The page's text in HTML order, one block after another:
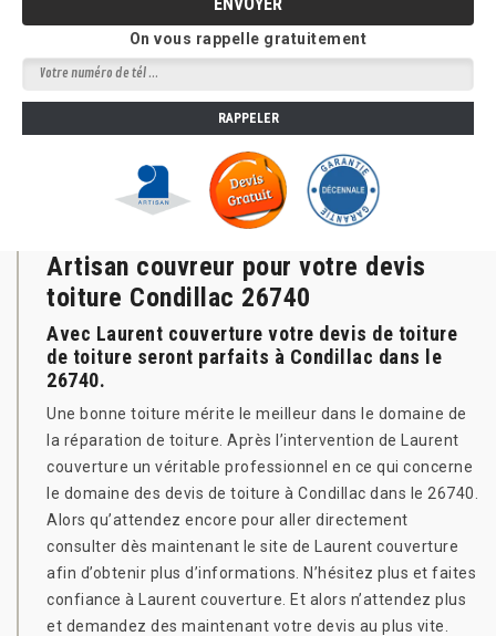
On vous rappelle gratuitement
Artisan couvreur pour votre devis
toiture Condillac 26740
Avec Laurent couverture votre devis de toiture
de toiture seront parfaits à Condillac dans le
26740.
Une bonne toiture mérite le meilleur dans le domaine de
la réparation de toiture. Après l’intervention de Laurent
couverture un véritable professionnel en ce qui concerne
le domaine des devis de toiture à Condillac dans le 26740.
Alors qu’attendez encore pour aller directement
consulter dès maintenant le site de Laurent couverture
afin d’obtenir plus d’informations. N’hésitez plus et faites
confiance à Laurent couverture. Et alors n’attendez plus
et demandez des maintenant votre devis au plus vite.